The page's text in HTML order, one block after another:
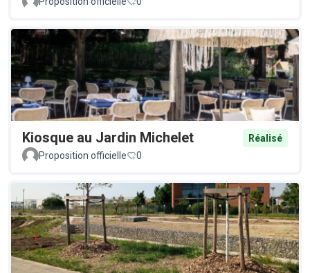
Kiosque au Jardin Michelet
Réalisé
Proposition officielle
0